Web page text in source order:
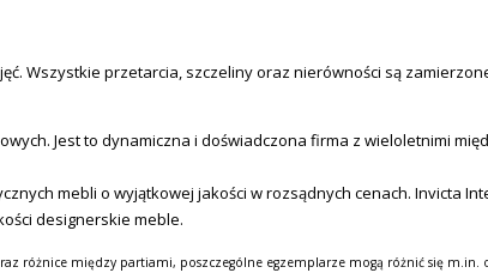
Wszystkie przetarcia, szczeliny oraz nierówności są
Jest to dynamiczna i doświadczona firma z wieloletnimi
mebli o wyjątkowej jakości w rozsądnych cenach. Invicta
designerskie meble.
różnice między partiami, poszczególne egzemplarze mogą różnić się